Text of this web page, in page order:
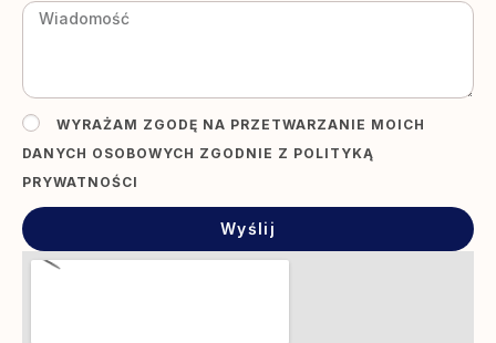
WYRAŻAM ZGODĘ NA PRZETWARZANIE MOICH
DANYCH OSOBOWYCH ZGODNIE Z POLITYKĄ
PRYWATNOŚCI
Wyślij